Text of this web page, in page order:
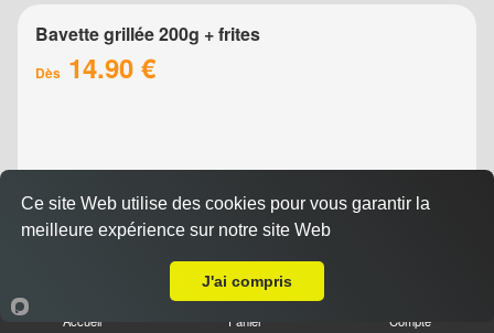
Bavette grillée 200g + frites
Dès 14.90 €
Accueil Panier Compte
Ce site Web utilise des cookies pour vous garantir la
meilleure expérience sur notre site Web
J'ai compris